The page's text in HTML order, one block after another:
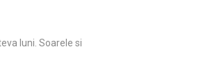
luni. Soarele si